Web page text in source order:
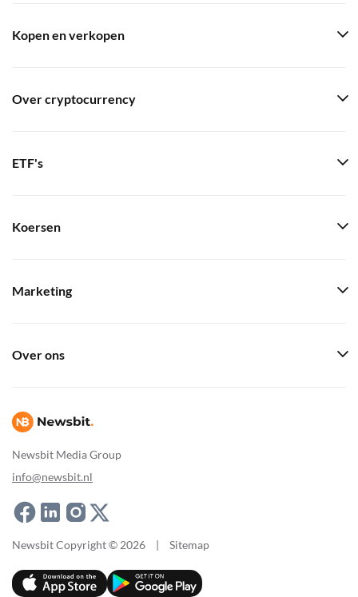
Newsbit Media Group
info@newsbit.nl
Kopen en verkopen
Over cryptocurrency
ETF's
Koersen
Marketing
Over ons
Newsbit Copyright © 2026 | Sitemap